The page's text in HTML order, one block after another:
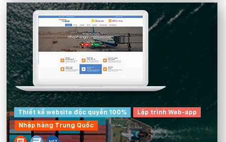
Thiết kế website độc quyền 100%
Lập trình Web-app
Nhập hàng Trung Quốc